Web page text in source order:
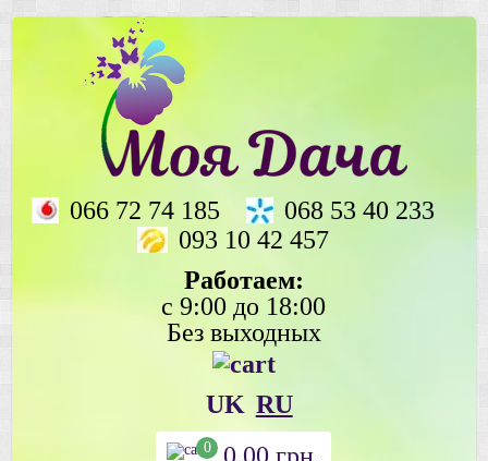
066 72 74 185
068 53 40 233
093 10 42 457
Работаем:
с 9:00 до 18:00
Без выходных
UK RU
0